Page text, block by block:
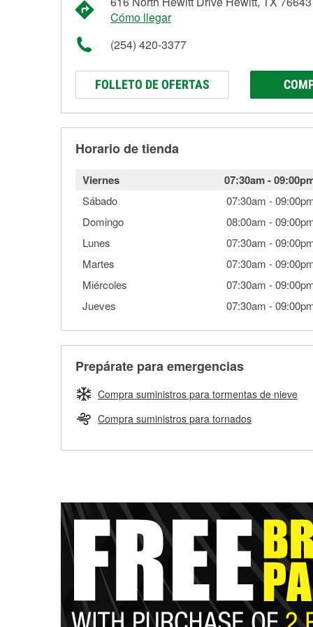
Cómo llegar
(254) 420-3377
FOLLETO DE OFERTAS
Horario de tienda
Viernes 07:30am-
Sábado 07:30am -
Domingo
08:00am -
Lunes
07:30am -
Martes
07:30am -
Miércoles
07:30am -
Jueves
07:30am -
Prepárate para emergencias
Compra suministros para tormentas de nieve
Compra suministros para tornados